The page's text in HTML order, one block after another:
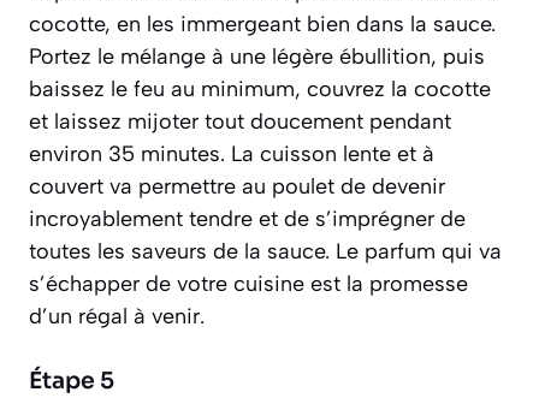
cocotte, en les immergeant bien dans la sauce.
Portez le mélange à une légère ébullition, puis
baissez le feu au minimum, couvrez la cocotte
et laissez mijoter tout doucement pendant
environ 35 minutes. La cuisson lente et à
couvert va permettre au poulet de devenir
incroyablement tendre et de s’imprégner de
toutes les saveurs de la sauce. Le parfum qui va
s’échapper de votre cuisine est la promesse
d’un régal à venir.
Étape 5